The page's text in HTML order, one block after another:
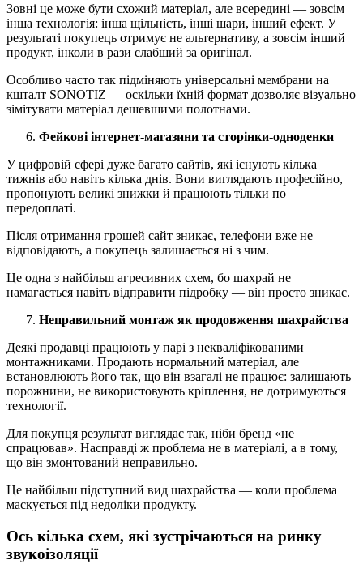
Зовні це може бути схожий матеріал, але всередині — зовсім
інша технологія: інша щільність, інші шари, інший ефект. У
результаті покупець отримує не альтернативу, а зовсім інший
продукт, інколи в рази слабший за оригінал.
Особливо часто так підміняють універсальні мембрани на
кшталт SONOTIZ — оскільки їхній формат дозволяє візуально
зімітувати матеріал дешевшими полотнами.
Фейкові інтернет-магазини та сторінки-одноденки
У цифровій сфері дуже багато сайтів, які існують кілька
тижнів або навіть кілька днів. Вони виглядають професійно,
пропонують великі знижки й працюють тільки по
передоплаті.
Після отримання грошей сайт зникає, телефони вже не
відповідають, а покупець залишається ні з чим.
Це одна з найбільш агресивних схем, бо шахрай не
намагається навіть відправити підробку — він просто зникає.
Неправильний монтаж як продовження шахрайства
Деякі продавці працюють у парі з некваліфікованими
монтажниками. Продають нормальний матеріал, але
встановлюють його так, що він взагалі не працює: залишають
порожнини, не використовують кріплення, не дотримуються
технології.
Для покупця результат виглядає так, ніби бренд «не
спрацював». Насправді ж проблема не в матеріалі, а в тому,
що він змонтований неправильно.
Це найбільш підступний вид шахрайства — коли проблема
маскується під недоліки продукту.
Ось кілька схем, які зустрічаються на ринку
звукоізоляції